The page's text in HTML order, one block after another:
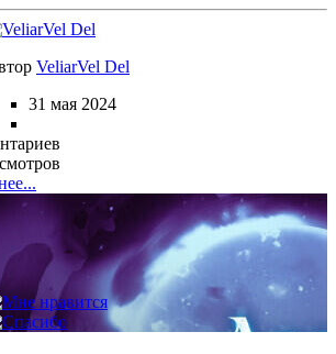
VeliarVel Del
31 мая 2024